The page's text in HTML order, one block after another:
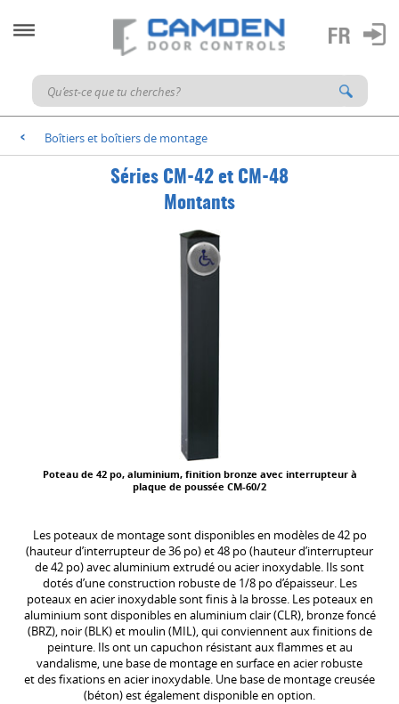
< Boîtiers et boîtiers de montage
Séries CM-42 et CM-48
Montants
Poteau de 42 po, aluminium, finition bronze avec interrupteur à
plaque de poussée CM-60/2
Les poteaux de montage sont disponibles en modèles de 42 po
(hauteur d’interrupteur de 36 po) et 48 po (hauteur d’interrupteur
de 42 po) avec aluminium extrudé ou acier inoxydable. Ils sont
dotés d’une construction robuste de 1/8 po d’épaisseur. Les
poteaux en acier inoxydable sont finis à la brosse. Les poteaux en
aluminium sont disponibles en aluminium clair (CLR), bronze foncé
(BRZ), noir (BLK) et moulin (MIL), qui conviennent aux finitions de
peinture. Ils ont un capuchon résistant aux flammes et au
vandalisme, une base de montage en surface en acier robuste
et des fixations en acier inoxydable. Une base de montage creusée
(béton) est également disponible en option.